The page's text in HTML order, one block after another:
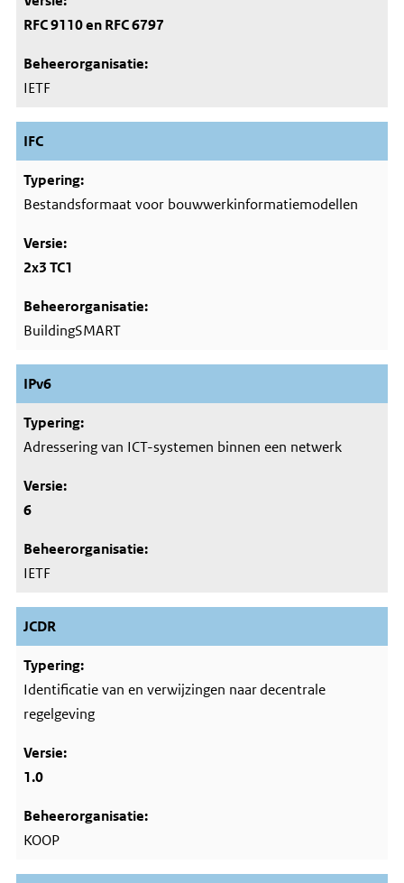
RFC 9110 en RFC 6797
IETF
IFC
Bestandsformaat voor bouwwerkinformatiemodellen
2x3 TC1
BuildingSMART
IPv6
Adressering van ICT-systemen binnen een netwerk
6
IETF
JCDR
Identificatie van en verwijzingen naar decentrale
regelgeving
1.0
KOOP